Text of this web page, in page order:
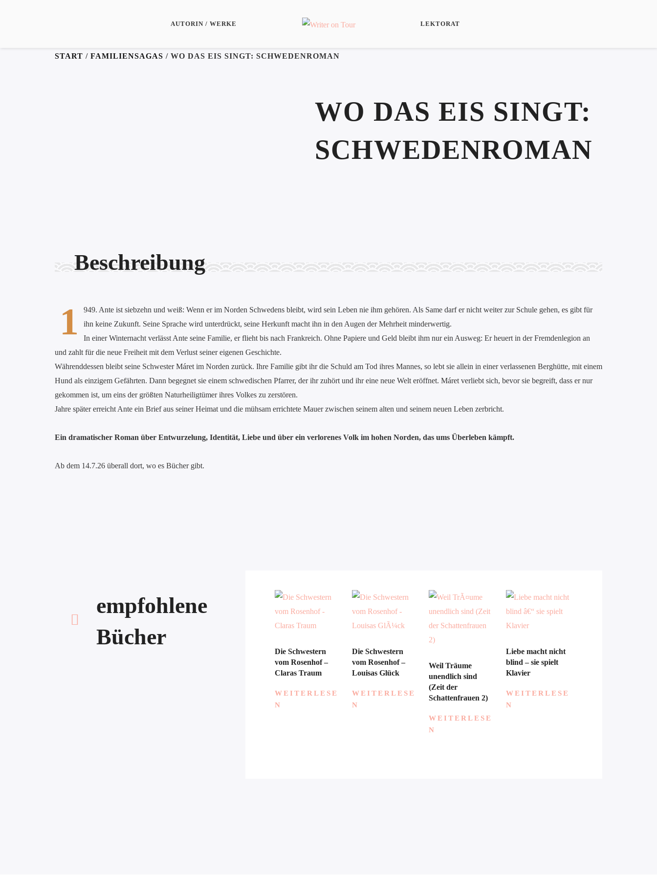
AUTORIN / WERKE LEKTORAT
START / FAMILIENSAGAS / WO DAS EIS SINGT: SCHWEDENROMAN
WO DAS EIS SINGT:
SCHWEDENROMAN
Beschreibung
1
949. Ante ist siebzehn und weiß: Wenn er im Norden Schwedens bleibt, wird sein Leben nie ihm gehören. Als Same darf er nicht weiter zur Schule gehen, es gibt für
ihn keine Zukunft. Seine Sprache wird unterdrückt, seine Herkunft macht ihn in den Augen der Mehrheit minderwertig.
In einer Winternacht verlässt Ante seine Familie, er flieht bis nach Frankreich. Ohne Papiere und Geld bleibt ihm nur ein Ausweg: Er heuert in der Fremdenlegion an
und zahlt für die neue Freiheit mit dem Verlust seiner eigenen Geschichte.
Währenddessen bleibt seine Schwester Máret im Norden zurück. Ihre Familie gibt ihr die Schuld am Tod ihres Mannes, so lebt sie allein in einer verlassenen Berghütte, mit einem
Hund als einzigem Gefährten. Dann begegnet sie einem schwedischen Pfarrer, der ihr zuhört und ihr eine neue Welt eröffnet. Máret verliebt sich, bevor sie begreift, dass er nur
gekommen ist, um eins der größten Naturheiligtümer ihres Volkes zu zerstören.
Jahre später erreicht Ante ein Brief aus seiner Heimat und die mühsam errichtete Mauer zwischen seinem alten und seinem neuen Leben zerbricht.
Ein dramatischer Roman über Entwurzelung, Identität, Liebe und über ein verlorenes Volk im hohen Norden, das ums Überleben kämpft.
Ab dem 14.7.26 überall dort, wo es Bücher gibt.
empfohlene
Bücher
Die Schwestern
vom Rosenhof –
Claras Traum
WEITERLESE
N
Die Schwestern
vom Rosenhof –
Louisas Glück
WEITERLESE
N
Weil Träume
unendlich sind
(Zeit der
Schattenfrauen 2)
WEITERLESE
N
Liebe macht nicht
blind – sie spielt
Klavier
WEITERLESE
N